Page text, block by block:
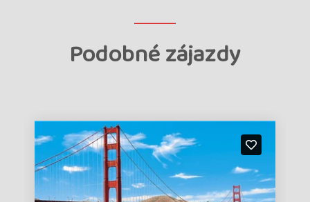
Podobné zájazdy